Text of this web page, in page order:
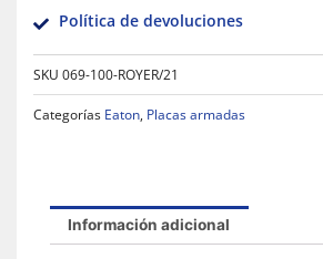
Política de devoluciones
SKU 069-100-ROYER/21
Categorías Eaton, Placas armadas
Información adicional